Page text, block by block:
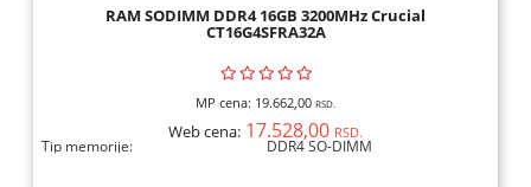
RAM SODIMM DDR4 16GB 3200MHz Crucial
CT16G4SFRA32A
MP cena: 19.662,00 RSD.
Web cena: 17.528,00 RSD.
Tip memorije: DDR4 SO-DIMM